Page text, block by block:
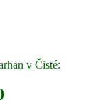
v Čisté: